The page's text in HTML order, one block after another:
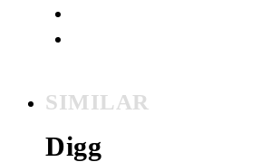
SIMILAR
Digg